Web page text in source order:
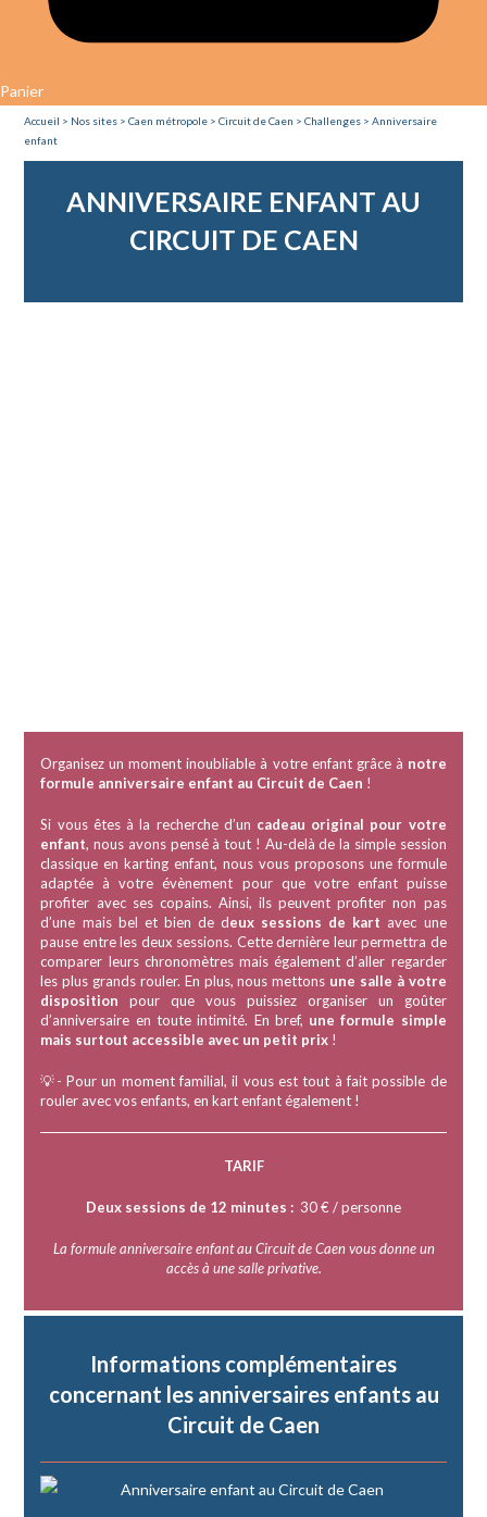
Panier
Accueil > Nos sites >Caen métropole >Circuit de Caen >Challenges > Anniversaire
enfant
ANNIVERSAIRE ENFANT AU
CIRCUIT DE CAEN
Organisez un moment inoubliable à votre enfant grâce à notre
formule anniversaire enfant au Circuit de Caen !
Si vous êtes à la recherche d’un cadeau original pour votre
enfant, nous avons pensé à tout ! Au-delà de la simple session
classique en karting enfant, nous vous proposons une formule
adaptée à votre évènement pour que votre enfant puisse
profiter avec ses copains. Ainsi, ils peuvent profiter non pas
d’une mais bel et bien de deux sessions de kart avec une
pause entre les deux sessions. Cette dernière leur permettra de
comparer leurs chronomètres mais également d’aller regarder
les plus grands rouler. En plus, nous mettons une salle à votre
disposition pour que vous puissiez organiser un goûter
d’anniversaire en toute intimité. En bref, une formule simple
mais surtout accessible avec un petit prix !
💡- Pour un moment familial, il vous est tout à fait possible de
rouler avec vos enfants, en kart enfant également !
TARIF
Deux sessions de 12 minutes : 30 € / personne
La formule anniversaire enfant au Circuit de Caen vous donne un
accès à une salle privative.
Informations complémentaires
concernant les anniversaires enfants au
Circuit de Caen